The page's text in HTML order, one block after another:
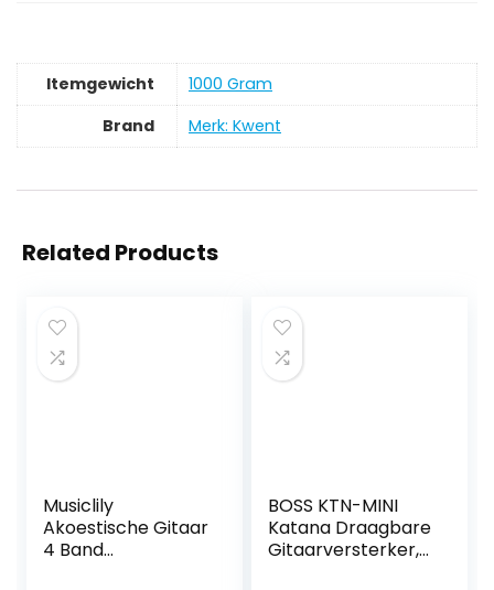
Itemgewicht
‎1000 Gram
Brand
Merk: Kwent
Related Products
Musiclily
Akoestische Gitaar
4 Band
BOSS KTN-MINI
Katana Draagbare
Gitaarversterker,